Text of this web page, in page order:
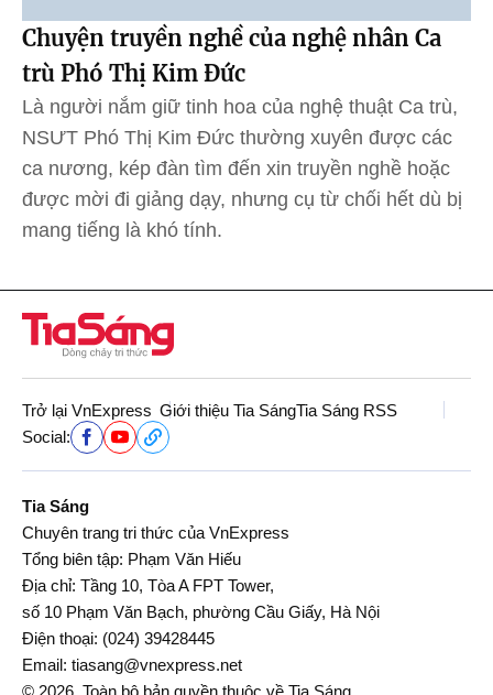
Chuyện truyền nghề của nghệ nhân Ca
trù Phó Thị Kim Đức
Là người nắm giữ tinh hoa của nghệ thuật Ca trù,
NSƯT Phó Thị Kim Đức thường xuyên được các
ca nương, kép đàn tìm đến xin truyền nghề hoặc
được mời đi giảng dạy, nhưng cụ từ chối hết dù bị
mang tiếng là khó tính.
Trở lại VnExpress Giới thiệu Tia SángTia Sáng RSS
Social:
Tia Sáng
Chuyên trang tri thức của VnExpress
Tổng biên tập: Phạm Văn Hiếu
Địa chỉ: Tầng 10, Tòa A FPT Tower,
số 10 Phạm Văn Bạch, phường Cầu Giấy, Hà Nội
Điện thoại: (024) 39428445
Email: tiasang@vnexpress.net